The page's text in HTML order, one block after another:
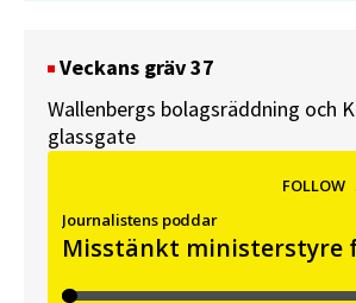
Veckans gräv 37
Wallenbergs bolagsräddning och
glassgate